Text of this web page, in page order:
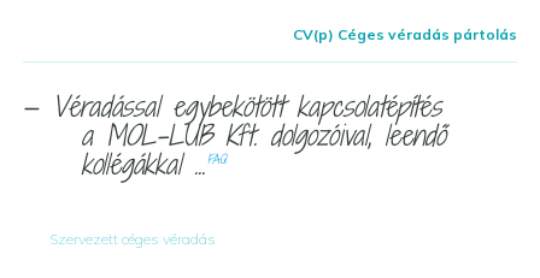
CV(p) Céges véradás pártolás
— Véradással egybekötött kapcsolatépítés
a MOL-LUB Kft. dolgozóival, leendő
kollégákkal ...FAQ
Szervezett céges véradás